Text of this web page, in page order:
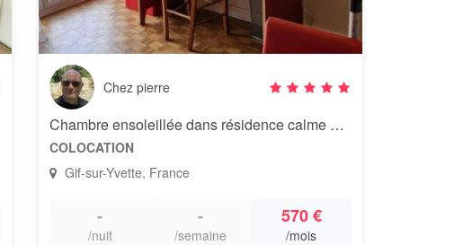
Chez pierre
Chambre ensoleillée dans résidence calme et verdoyante
COLOCATION
Gif-sur-Yvette, France
-
/nuit
-
/semaine
570 €
/mois